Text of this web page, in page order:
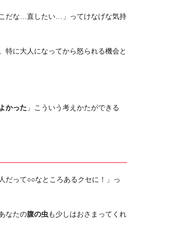
だな…直したい…」ってけなげな気持
特に大人になってから怒られる機会と
かった 」こういう考えかたができる
だって○○なところあるクセに！」っ
なたの腹の虫も少しはおさまってくれ